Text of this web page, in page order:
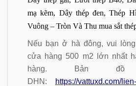
mạ kẽm, Dây thép đen, Thép
Vuông – Tròn Và Thu mua sắt
Nếu bạn ở hà đông, vui
cửa hàng 500 m2 lớn nhất
hàng. Bản
DHN:
https://vattuxd.com/